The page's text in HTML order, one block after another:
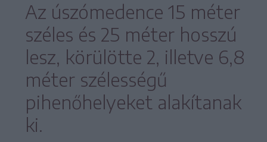
Az úszómedence 15 méter
széles és 25 méter hosszú
lesz, körülötte 2, illetve 6,8
méter szélességű
pihenőhelyeket alakítanak
ki.